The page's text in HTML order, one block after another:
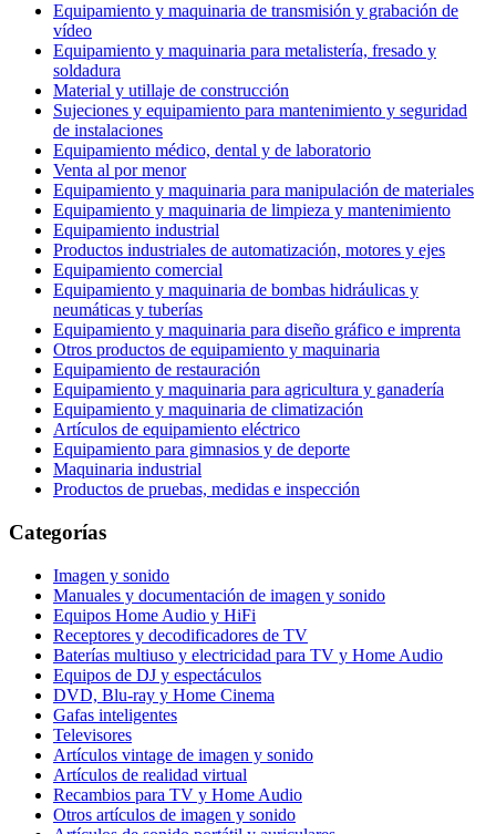
Equipamiento y maquinaria de transmisión y grabación de
vídeo
Equipamiento y maquinaria para metalistería, fresado y
soldadura
Material y utillaje de construcción
Sujeciones y equipamiento para mantenimiento y seguridad
de instalaciones
Equipamiento médico, dental y de laboratorio
Venta al por menor
Equipamiento y maquinaria para manipulación de materiales
Equipamiento y maquinaria de limpieza y mantenimiento
Equipamiento industrial
Productos industriales de automatización, motores y ejes
Equipamiento comercial
Equipamiento y maquinaria de bombas hidráulicas y
neumáticas y tuberías
Equipamiento y maquinaria para diseño gráfico e imprenta
Otros productos de equipamiento y maquinaria
Equipamiento de restauración
Equipamiento y maquinaria para agricultura y ganadería
Equipamiento y maquinaria de climatización
Artículos de equipamiento eléctrico
Equipamiento para gimnasios y de deporte
Maquinaria industrial
Productos de pruebas, medidas e inspección
Categorías
Imagen y sonido
Manuales y documentación de imagen y sonido
Equipos Home Audio y HiFi
Receptores y decodificadores de TV
Baterías multiuso y electricidad para TV y Home Audio
Equipos de DJ y espectáculos
DVD, Blu-ray y Home Cinema
Gafas inteligentes
Televisores
Artículos vintage de imagen y sonido
Artículos de realidad virtual
Recambios para TV y Home Audio
Otros artículos de imagen y sonido